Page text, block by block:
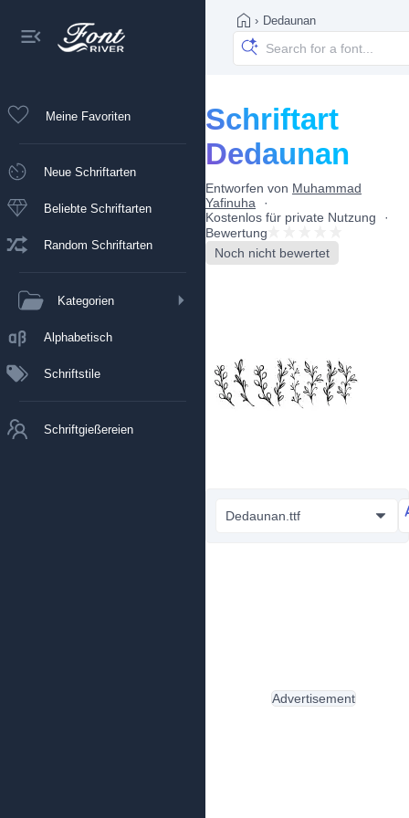
Meine Favoriten
Neue Schriftarten
Beliebte Schriftarten
Random Schriftarten
Kategorien
Alphabetisch
Schriftstile
Schriftgießereien
› Dedaunan
Schriftart
Dedaunan
Entworfen von Muhammad
Yafinuha
Kostenlos für private Nutzung
Bewertung
Noch nicht bewertet
Dedaunan.ttf
Advertisement